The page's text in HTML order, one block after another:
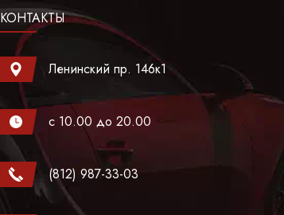
КОНТАКТЫ
Ленинский пр. 146к1
с 10.00 до 20.00
(812) 987-33-03